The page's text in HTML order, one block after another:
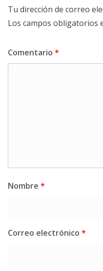
Tu dirección de correo
Los campos obligatorios
Comentario *
Nombre *
Correo electrónico *